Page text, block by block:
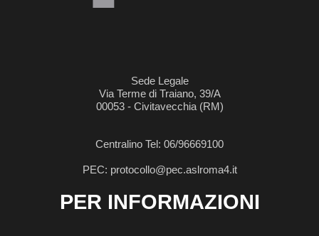
Sede Legale
Via Terme di Traiano, 39/A
00053 - Civitavecchia (RM)
Centralino Tel: 06/96669100
PEC: protocollo@pec.aslroma4.it
PER INFORMAZIONI